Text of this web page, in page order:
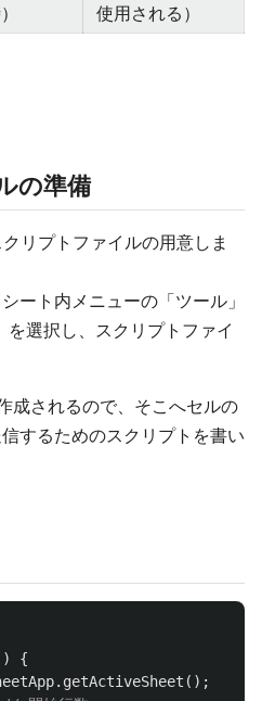
使用される）
の準備
リプトファイルの用意しま
ート内メニューの「ツール」
選択し、スクリプトファイ
成されるので、そこへセルの
するためのスクリプトを書い
{
. getActiveSheet ();